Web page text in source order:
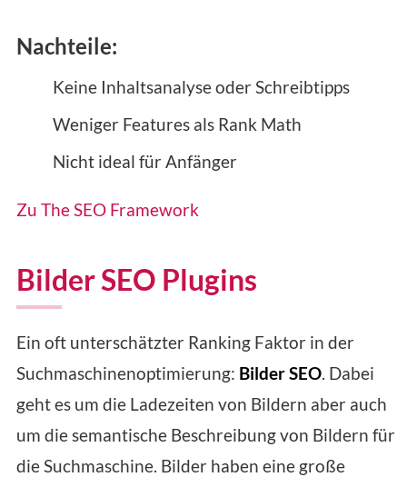
Nachteile:
Keine Inhaltsanalyse oder Schreibtipps
Weniger Features als Rank Math
Nicht ideal für Anfänger
Zu The SEO Framework
Bilder SEO Plugins
Ein oft unterschätzter Ranking Faktor in der
Suchmaschinenoptimierung: Bilder SEO. Dabei
geht es um die Ladezeiten von Bildern aber auch
um die semantische Beschreibung von Bildern für
die Suchmaschine. Bilder haben eine große